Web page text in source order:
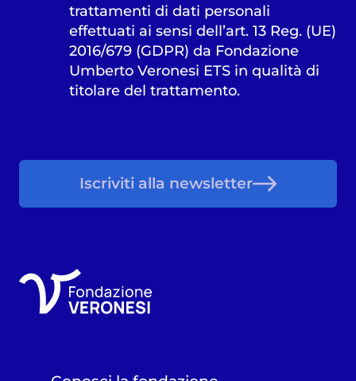
trattamenti di dati personali
effettuati ai sensi dell’art. 13 Reg. (UE)
2016/679 (GDPR) da Fondazione
Umberto Veronesi ETS in qualità di
titolare del trattamento.
Iscriviti alla newsletter